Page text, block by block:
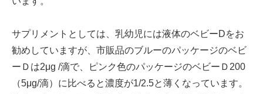
サプリメントとしては、乳幼児には液体のベビーDをお
勧めしていますが、市販品のブルーのパッケージのベビ
ーＤは2μg /滴で、ピンク色のパッケージのベビーＤ200
（5μg/滴）に比べると濃度が1/2.5と薄くなっています。